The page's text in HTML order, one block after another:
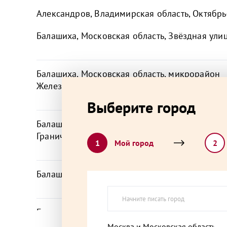
Александров, Владимирская область,
Балашиха, Московская область, Звёздная
Балашиха, Московская область, микрорайон
Железнодорожный, Юбилейная улица,
Балашиха, Московская область, микрорайон
Граничная улица, 18с2
Балашиха, Московская область, микрорайон
Белоозёрский, Московская область,
Выберите город
1 Мой город 2